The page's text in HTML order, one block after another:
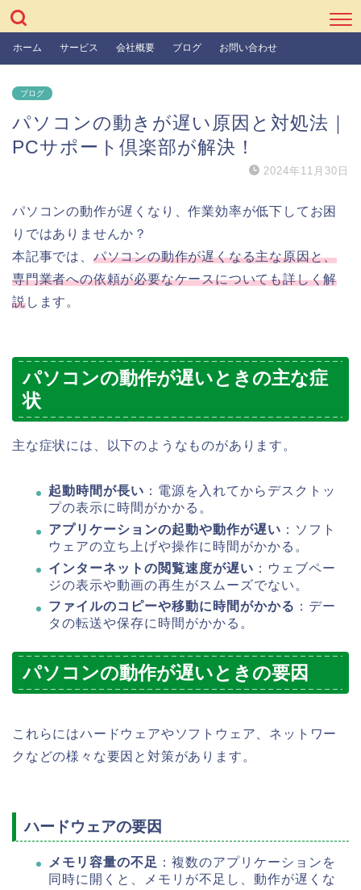
ホーム サービス 会社概要 ブログ お問い合わせ
ブログ
パソコンの動きが遅い原因と対処法｜
PCサポート倶楽部が解決！
2024年11月30日
パソコンの動作が遅くなり、作業効率が低下してお困
りではありませんか？
本記事では、 パソコンの動作が遅くなる主な原因と、
専門業者への依頼が必要なケースについても詳しく解
説します。
パソコンの動作が遅いときの主な症
状
主な症状には、以下のようなものがあります。
起動時間が長い ：電源を入れてからデスクトッ
プの表示に時間がかかる。
アプリケーションの起動や動作が遅い ：ソフト
ウェアの立ち上げや操作に時間がかかる。
インターネットの閲覧速度が遅い ：ウェブペー
ジの表示や動画の再生がスムーズでない。
ファイルのコピーや移動に時間がかかる ：デー
タの転送や保存に時間がかかる。
パソコンの動作が遅いときの要因
これらにはハードウェアやソフトウェア、ネットワー
クなどの様々な要因と対策があります。
ハードウェアの要因
メモリ容量の不足 ：複数のアプリケーションを
同時に開くと、メモリが不足し、動作が遅くな